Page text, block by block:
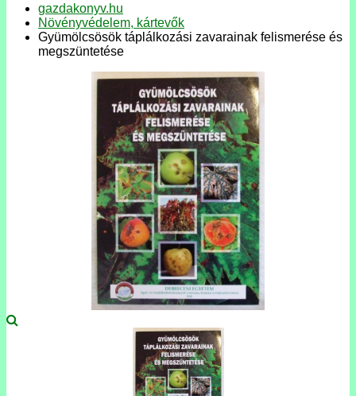
gazdakonyv.hu
Növényvédelem, kártevők
Gyümölcsösök táplálkozási zavarainak felismerése és
megszüntetése